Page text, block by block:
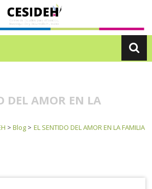
DEL AMOR EN LA
> Blog> EL SENTIDO DEL AMOR EN LA FAMILIA